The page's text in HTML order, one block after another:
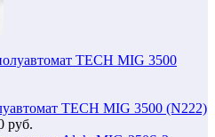
TECH MIG 3500 (N222)
руб.